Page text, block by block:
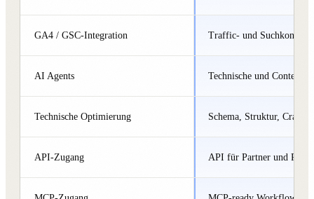
GA4 / GSC-Integration Traffic- und Suchkontext.
AI Agents Technische und Content-
Technische Optimierung Schema, Struktur,
API-Zugang API für Partner und